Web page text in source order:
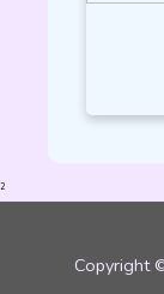
2
Copyright